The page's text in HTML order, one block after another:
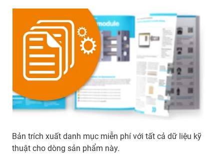
Bản trích xuất danh mục miễn phí với tất cả dữ liệu kỹ
thuật cho dòng sản phẩm này.